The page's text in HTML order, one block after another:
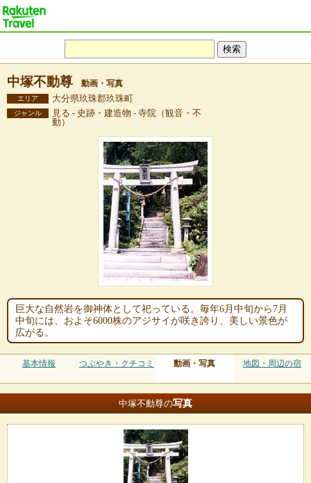
中塚不動尊 動画・写真
エリア 大分県玖珠郡玖珠町
ジャンル
見る - 史跡・建造物 - 寺院（観音・不
動）
巨大な自然岩を御神体として祀っている。毎年6月中旬から7月
中旬には、およそ6000株のアジサイが咲き誇り、美しい景色が
広がる。
基本情報 つぶやき・クチコミ 動画・写真 地図・周辺の宿
中塚不動尊の写真